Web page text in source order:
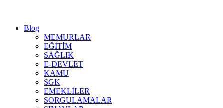
Blog
MEMURLAR
EĞİTİM
SAĞLIK
E-DEVLET
KAMU
SGK
EMEKLİLER
SORGULAMALAR